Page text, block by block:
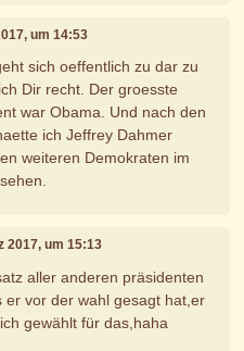
um 14:53
sich oeffentlich zu dar zu
Dir recht. Der groesste
war Obama. Und nach den
ich Jeffrey Dahmer
weiteren Demokraten im
2017, um 15:13
aller anderen präsidenten
er vor der wahl gesagt hat,er
gewählt für das,haha